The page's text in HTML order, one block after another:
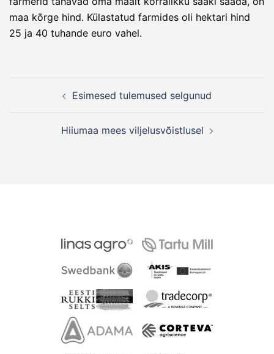
maa kõrge hind. Külastatud farmides oli hektari hind
25 ja 40 tuhande euro vahel.
navigationEsimesed tulemused selgunud
Hiiumaa mees viljelusvõistlusel